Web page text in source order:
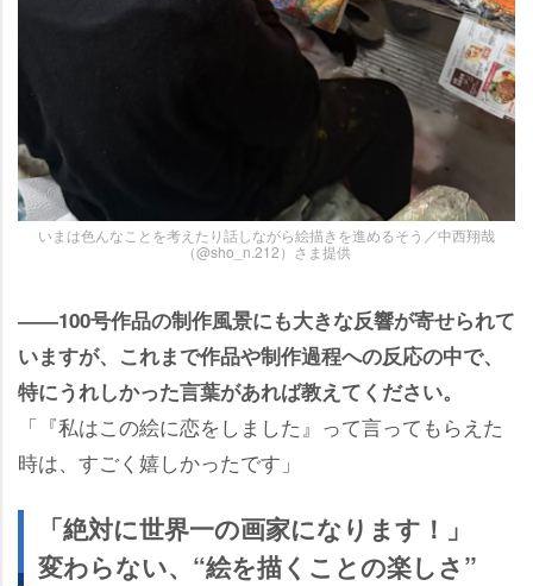
いまは色んなことを考えたり話しながら絵描きを進めるそう／中西翔哉
（@sho_n.212）さま提供
――100号作品の制作風景にも大きな反響が寄せられて
いますが、これまで作品や制作過程への反応の中で、
特にうれしかった言葉があれば教えてください。
「『私はこの絵に恋をしました』って言ってもらえた
時は、すごく嬉しかったです」
「絶対に世界一の画家になります！」
変わらない、“絵を描くことの楽しさ”